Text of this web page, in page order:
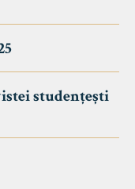
studențești